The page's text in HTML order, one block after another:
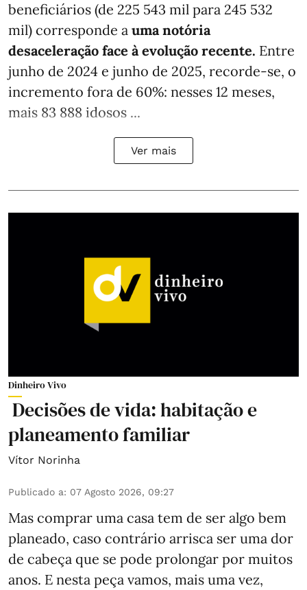
beneficiários (de 225 543 mil para 245 532
mil) corresponde a uma notória
desaceleração face à evolução recente. Entre
junho de 2024 e junho de 2025, recorde-se, o
incremento fora de 60%: nesses 12 meses,
mais 83 888 idosos ...
Ver mais
Dinheiro Vivo
Decisões de vida: habitação e
planeamento familiar
Vítor Norinha
Publicado a: 07 Agosto 2026, 09:27
Mas comprar uma casa tem de ser algo bem
planeado, caso contrário arrisca ser uma dor
de cabeça que se pode prolongar por muitos
anos. E nesta peça vamos, mais uma vez,